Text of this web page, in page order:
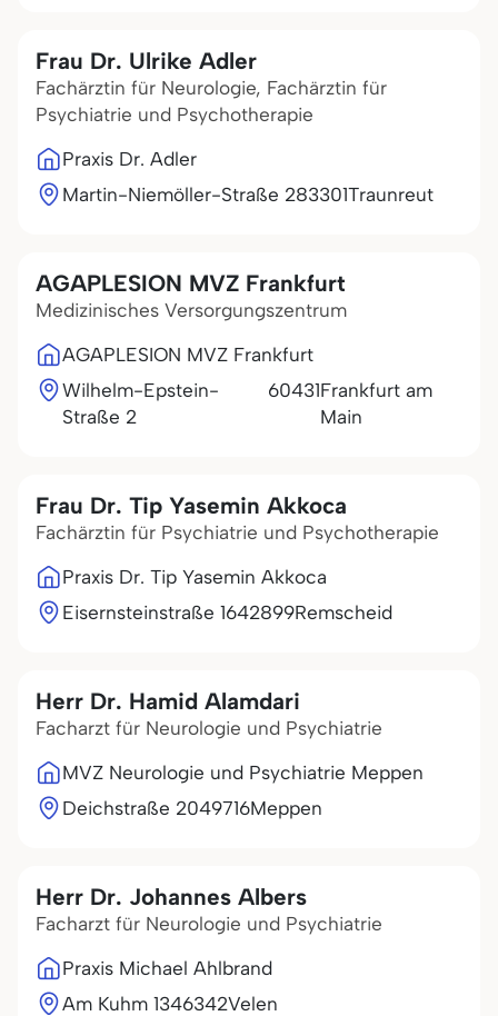
Frau Dr. Ulrike Adler
Fachärztin für Neurologie, Fachärztin für
Psychiatrie und Psychotherapie
Praxis Dr. Adler
Martin-Niemöller-Straße 283301Traunreut
AGAPLESION MVZ Frankfurt
Medizinisches Versorgungszentrum
AGAPLESION MVZ Frankfurt
Wilhelm-Epstein-
Straße 2
60431Frankfurt am
Main
Frau Dr. Tip Yasemin Akkoca
Fachärztin für Psychiatrie und Psychotherapie
Praxis Dr. Tip Yasemin Akkoca
Eisernsteinstraße 1642899Remscheid
Herr Dr. Hamid Alamdari
Facharzt für Neurologie und Psychiatrie
MVZ Neurologie und Psychiatrie Meppen
Deichstraße 2049716Meppen
Herr Dr. Johannes Albers
Facharzt für Neurologie und Psychiatrie
Praxis Michael Ahlbrand
Am Kuhm 1346342Velen